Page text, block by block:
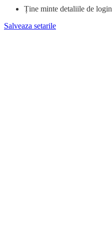
Ține minte detaliile de login
Salveaza setarile